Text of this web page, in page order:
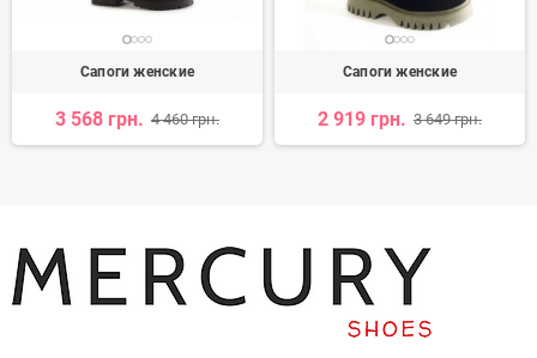
Сапоги женские
3 568 грн. 4 460 грн.
Сапоги женские
2 919 грн. 3 649 грн.